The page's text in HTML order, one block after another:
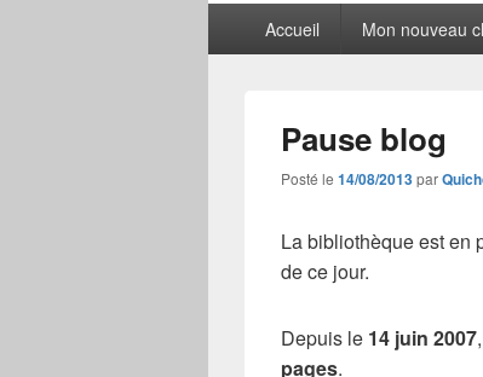
principalAccueil Mon nouveau
Pause blog
Posté le 14/08/2013par
La bibliothèque est en
de ce jour.
Depuis le 14 juin 2007
pages.